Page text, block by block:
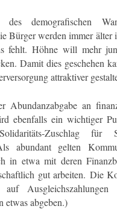
des demografischen
Bürger werden immer älter
fehlt. Höhne will mehr
Damit dies geschehen
attraktiver
Abundanzabgabe an
ebenfalls ein wichtiger
Zuschlag für
abundant gelten
in etwa mit deren
gut arbeiten. Die
Ausgleichszahlungen
etwas abgeben.)